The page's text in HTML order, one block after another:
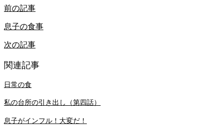
前の記事
息子の食事
次の記事
関連記事
日常の食
私の台所の引き出し（第四話）
息子がインフル！大変だ！